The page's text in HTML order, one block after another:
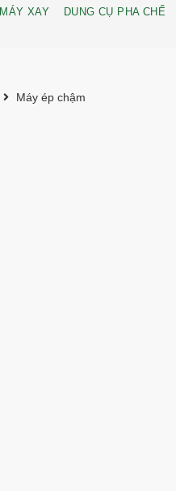
MÁY XAY DUNG CỤ PHA CHẾ
Máy ép chậm